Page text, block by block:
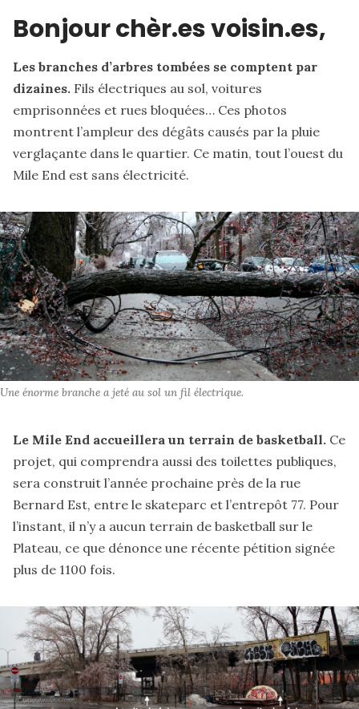
Bonjour chèr.es voisin.es,
Les branches d’arbres tombées se comptent par
dizaines. Fils électriques au sol, voitures
emprisonnées et rues bloquées… Ces photos
montrent l’ampleur des dégâts causés par la pluie
verglaçante dans le quartier. Ce matin, tout l’ouest du
Mile End est sans électricité.
Une énorme branche a jeté au sol un fil électrique.
Le Mile End accueillera un terrain de basketball. Ce
projet, qui comprendra aussi des toilettes publiques,
sera construit l’année prochaine près de la rue
Bernard Est, entre le skateparc et l’entrepôt 77. Pour
l’instant, il n’y a aucun terrain de basketball sur le
Plateau, ce que dénonce une récente pétition signée
plus de 1100 fois.